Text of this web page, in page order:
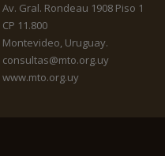
Av. Gral. Rondeau 1908 Piso 1
CP 11.800
Montevideo, Uruguay.
consultas@mto.org.uy
www.mto.org.uy